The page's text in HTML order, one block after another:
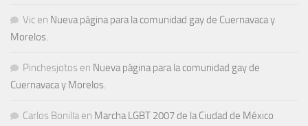
Vic en Nueva página para la comunidad gay de Cuernavaca y
Morelos.
Pinchesjotos en Nueva página para la comunidad gay de
Cuernavaca y Morelos.
Carlos Bonilla en Marcha LGBT 2007 de la Ciudad de México